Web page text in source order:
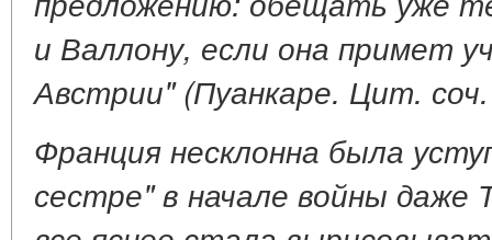
и Валлону, если она примет
Австрии" (Пуанкаре. Цит.
Франция несклонна была
сестре" в начале войны даже